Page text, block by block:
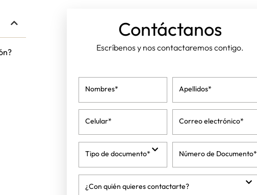
Contáctanos
Escríbenos y nos contactaremos contigo.
Nombres* Apellidos*
Celular* Correo electrónico*
Tipo de documento* Número de Documento*
¿Con quién quieres contactarte?